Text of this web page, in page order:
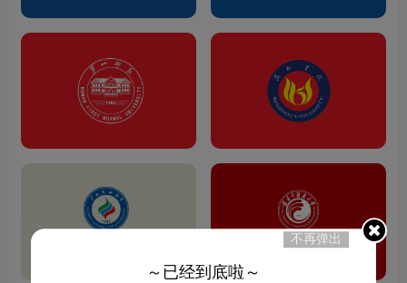
不再弹出
～已经到底啦～